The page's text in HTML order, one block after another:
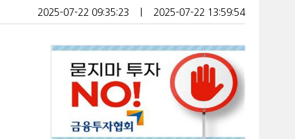
2025-07-22 09:35:23 2025-07-22 13:59:54